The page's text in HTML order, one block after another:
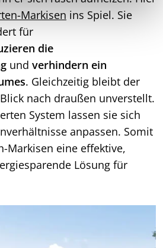
Markisen ins Spiel. Sie
für
die
und verhindern ein
. Gleichzeitig bleibt der
nach draußen unverstellt.
System lassen sie sich
anpassen. Somit
Markisen eine effektive,
Lösung für